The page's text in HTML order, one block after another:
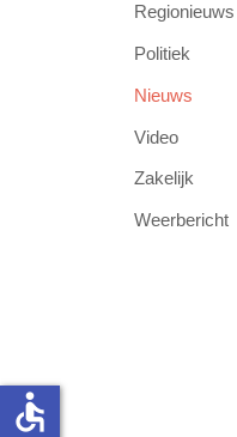
Regionieuws
Politiek
Nieuws
Video
Zakelijk
Weerbericht
accessible